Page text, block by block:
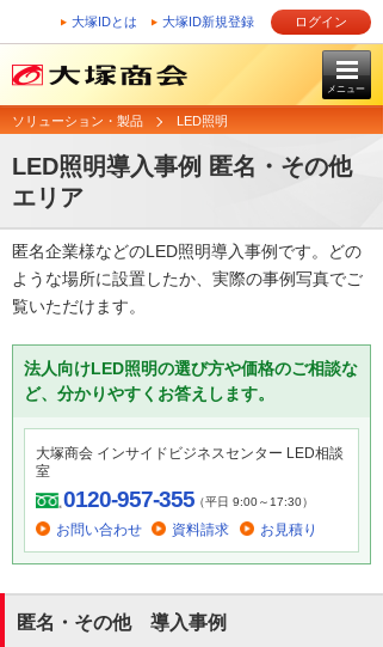
大塚IDとは 大塚ID新規登録 ログイン
メニュー
ソリューション・製品 LED照明
LED照明導入事例 匿名・その他
エリア
匿名企業様などのLED照明導入事例です。どの
ような場所に設置したか、実際の事例写真でご
覧いただけます。
法人向けLED照明の選び方や価格のご相談な
ど、分かりやすくお答えします。
大塚商会 インサイドビジネスセンター LED相談
室
0120-957-355（平日 9:00～17:30）
お問い合わせ 資料請求 お見積り
匿名・その他 導入事例